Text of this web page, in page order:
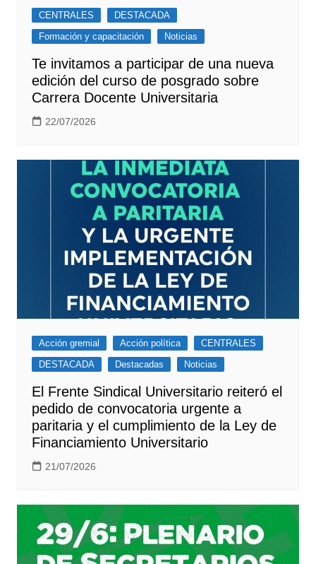
CENTRALES
DESTACADA
Formación y capacitación
Noticias
Te invitamos a participar de una nueva
edición del curso de posgrado sobre
Carrera Docente Universitaria
22/07/2026
Acción gremial Acción política
CENTRALES
DESTACADA
Destacadas Noticias
El Frente Sindical Universitario reiteró el
pedido de convocatoria urgente a
paritaria y el cumplimiento de la Ley de
Financiamiento Universitario
21/07/2026